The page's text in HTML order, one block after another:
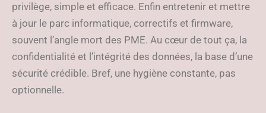
privilège, simple et efficace. Enfin entretenir et mettre
à jour le parc informatique, correctifs et firmware,
souvent l’angle mort des PME. Au cœur de tout ça, la
confidentialité et l’intégrité des données, la base d’une
sécurité crédible. Bref, une hygiène constante, pas
optionnelle.